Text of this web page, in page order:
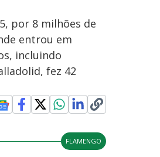
por 8 milhões de
entrou em
incluindo
fez 42
FLAMENGO